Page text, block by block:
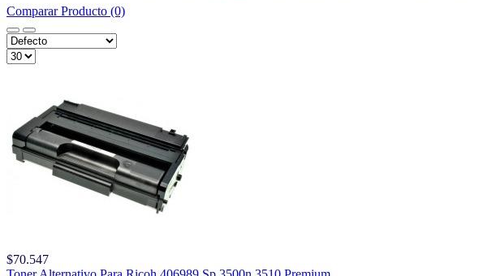
Comparar Producto (0)
$70.547